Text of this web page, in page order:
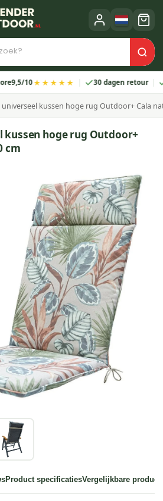
10★★★★★ 30 dagen retour 2
kussen hoge rug Outdoor+ Cala
kussen hoge rug Outdoor+
cm
Product specificatiesVergelijkbare